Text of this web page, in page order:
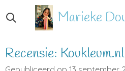
direct
de
hoofdinhoud
Marieke
Recensie: